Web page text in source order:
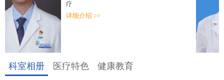
疗
详细介绍 >>
科室相册 医疗特色 健康教育